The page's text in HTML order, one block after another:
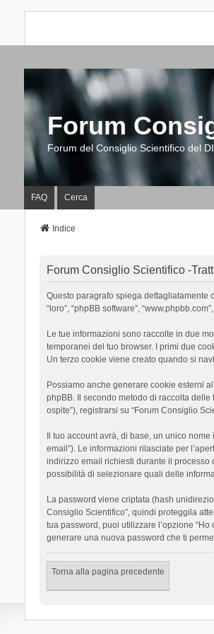
Forum
Forum del Consiglio Scientifico del
FAQ Cerca
Indice
Forum Consiglio Scientifico -
Questo paragrafo spiega dettagliatamente
“loro”, “phpBB software”,
Le tue informazioni sono raccolte in due
temporanei del tuo browser. I primi due
Un terzo cookie viene creato quando si
Possiamo anche generare cookie esterni
phpBB. Il secondo metodo di raccolta
ospite”), registrarsi su “Forum Consiglio
Il tuo account avrà, di base, un unico
email”). Le informazioni rilasciate per
indirizzo email richiesti durante il processo
possibilità di selezionare quali delle
La password viene criptata (hash
Consiglio Scientifico”, quindi proteggila
tua password, puoi utilizzare l’opzione
generare una nuova password che ti
Torna alla pagina precedente